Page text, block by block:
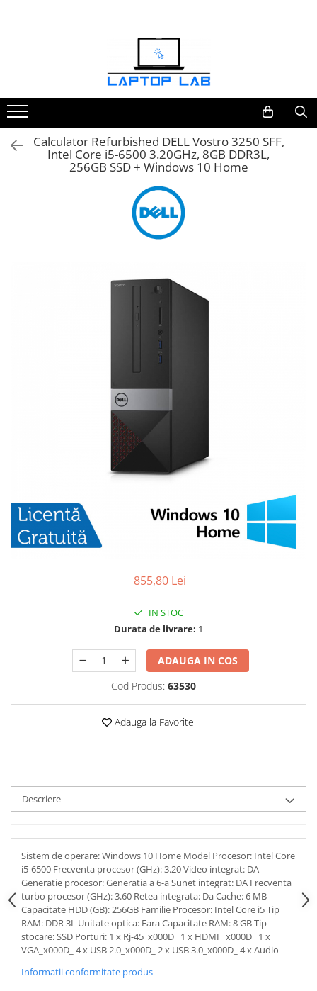
Mouseuri
Încărcătoare
Calculator Refurbished DELL Vostro 3250 SFF,
Intel Core i5-6500 3.20GHz, 8GB DDR3L,
256GB SSD + Windows 10 Home
855,80 Lei
IN STOC
Durata de livrare: 1
ADAUGA IN COS
Cod Produs: 63530
Adauga la Favorite
Descriere
Sistem de operare: Windows 10 Home Model Procesor: Intel Core
i5-6500 Frecventa procesor (GHz): 3.20 Video integrat: DA
Generatie procesor: Generatia a 6-a Sunet integrat: DA Frecventa
turbo procesor (GHz): 3.60 Retea integrata: Da Cache: 6 MB
Capacitate HDD (GB): 256GB Familie Procesor: Intel Core i5 Tip
RAM: DDR 3L Unitate optica: Fara Capacitate RAM: 8 GB Tip
stocare: SSD Porturi: 1 x Rj-45_x000D_ 1 x HDMI _x000D_ 1 x
VGA_x000D_ 4 x USB 2.0_x000D_ 2 x USB 3.0_x000D_ 4 x Audio
Informatii conformitate produs